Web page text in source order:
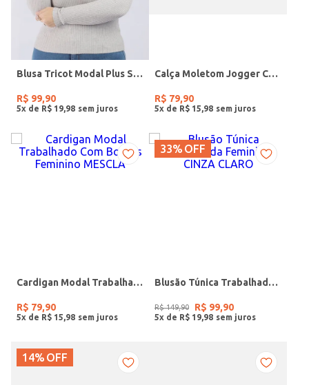
Blusa Tricot Modal Plus Size Feminina CINZA
R$ 99,90
5x de R$ 19 98
Calça Moletom Jogger Com Bordado Feminina MESCLA
R$ 79,90
5x de R$ 15 98
Cardigan Modal Trabalhado Com Botões Feminino MESCLA
R$ 79,90
5x de R$ 15 98
33% OFF
Blusão Túnica Trabalhada Feminino CINZA CLARO
R$ 149,90 R$ 99,90
5x de R$ 19 98
14% OFF